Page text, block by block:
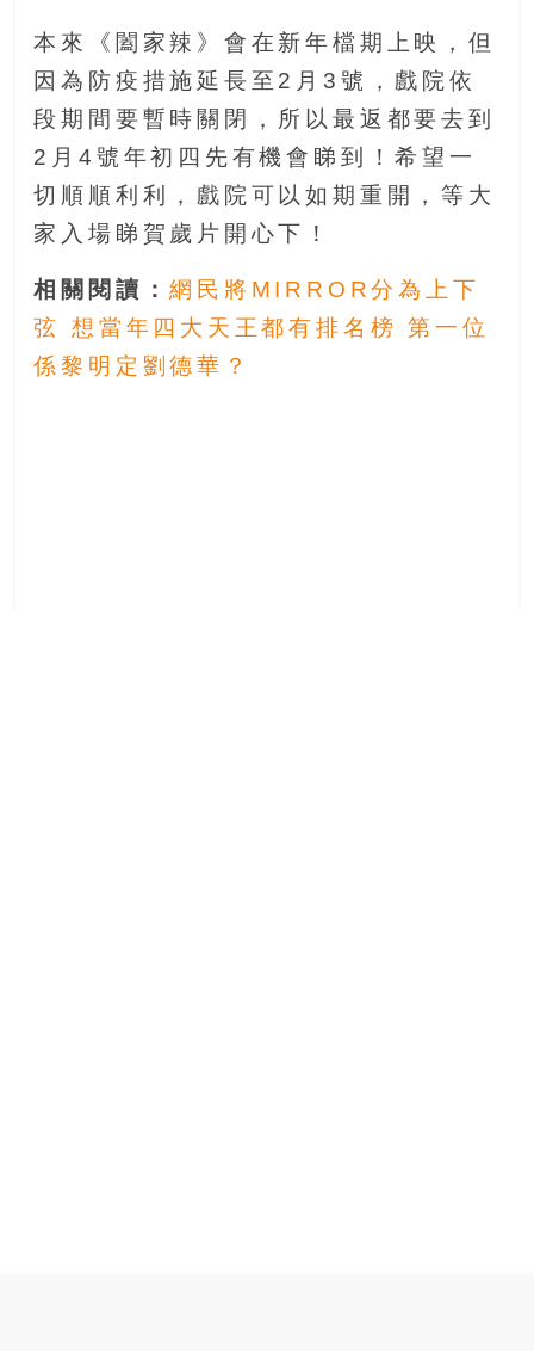
本來《闔家辣》會在新年檔期上映，但
因為防疫措施延長至2月3號，戲院依
段期間要暫時關閉，所以最返都要去到
2月4號年初四先有機會睇到！希望一
切順順利利，戲院可以如期重開，等大
家入場睇賀歲片開心下！
相關閱讀：網民將MIRROR分為上下
弦 想當年四大天王都有排名榜 第一位
係黎明定劉德華？